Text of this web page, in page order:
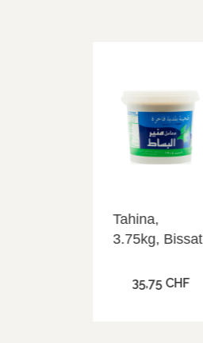
APERÇU RAPIDE
Tahina,
3.75kg, Bissat
35,75 CHF
Ajouter au panier